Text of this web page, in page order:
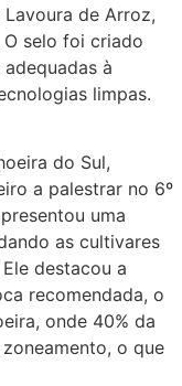
de Arroz,
selo foi criado
à
limpas.
do Sul,
a palestrar no 6º
uma
as cultivares
destacou a
recomendada, o
onde 40% da
o que